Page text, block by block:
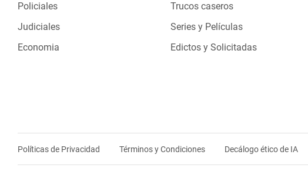
Policiales
Judiciales
Economia
Trucos caseros
Series y Películas
Edictos y Solicitadas
Políticas de Privacidad Términos y Condiciones Decálogo ético de IA